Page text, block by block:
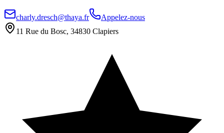
charly.dresch@thaya.fr
Appelez-nous
11 Rue du Bosc, 34830 Clapiers